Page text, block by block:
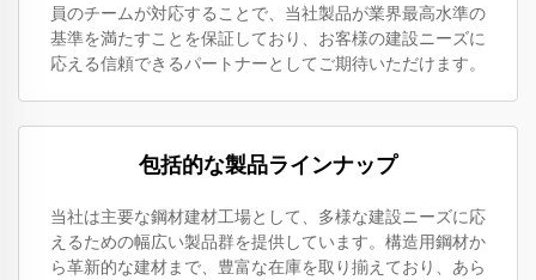
員のチームが対応することで、当社製品が業界最高水準の
基準を満たすことを保証しており、お客様の建設ニーズに
応える信頼できるパートナーとしてご期待いただけます。
包括的な製品ラインナップ
当社は主要な鋼材建材工場として、多様な建設ニーズに応
えるための幅広い製品群を提供しています。構造用鋼材か
ら革新的な建材まで、豊富な在庫を取り揃えており、あら